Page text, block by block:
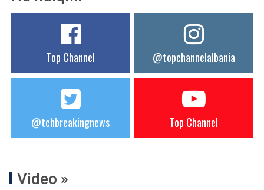
Top Channel @topchannelalbania
@tchbreakingnews Top Channel
Video »